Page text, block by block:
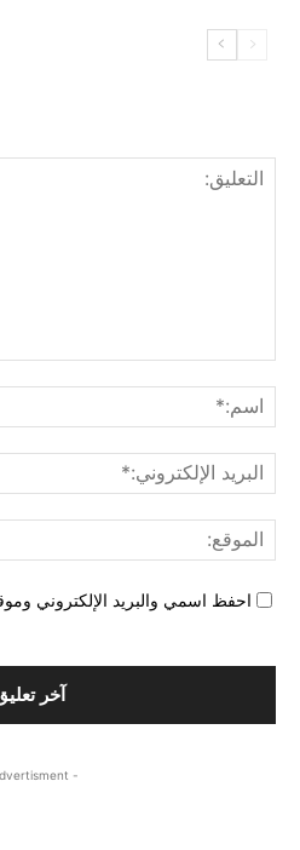
احفظ اسمي والبريد الإلكتروني
- Advertisment -